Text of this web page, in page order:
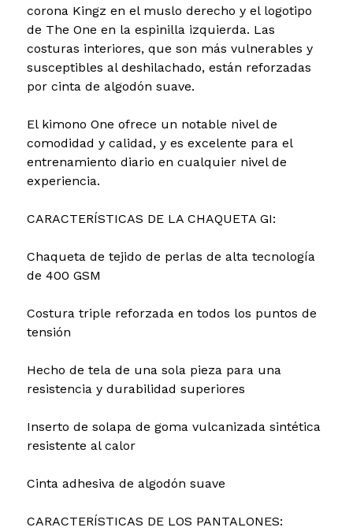
corona Kingz en el muslo derecho y el logotipo
de The One en la espinilla izquierda. Las
costuras interiores, que son más vulnerables y
susceptibles al deshilachado, están reforzadas
por cinta de algodón suave.
El kimono One ofrece un notable nivel de
comodidad y calidad, y es excelente para el
entrenamiento diario en cualquier nivel de
experiencia.
CARACTERÍSTICAS DE LA CHAQUETA GI:
Chaqueta de tejido de perlas de alta tecnología
de 400 GSM
Costura triple reforzada en todos los puntos de
tensión
Hecho de tela de una sola pieza para una
resistencia y durabilidad superiores
Inserto de solapa de goma vulcanizada sintética
resistente al calor
Cinta adhesiva de algodón suave
CARACTERÍSTICAS DE LOS PANTALONES: